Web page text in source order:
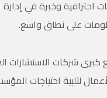
احترافية وخبرة في
على نطاق واسع.
كبرى شركات الاستشارات
لتلبية احتياجات